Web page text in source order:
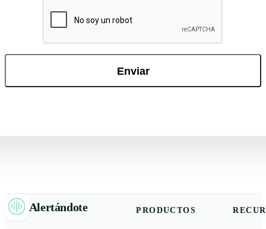
Alertándote PRODUCTOS